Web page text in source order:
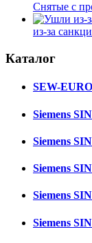
Снятые с
из-за
Каталог
SEW-
Siemens
Siemens
Siemens
Siemens
Siemens